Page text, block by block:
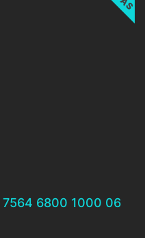
7564 6800 1000 06